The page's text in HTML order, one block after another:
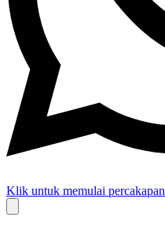
Klik untuk memulai percakapan